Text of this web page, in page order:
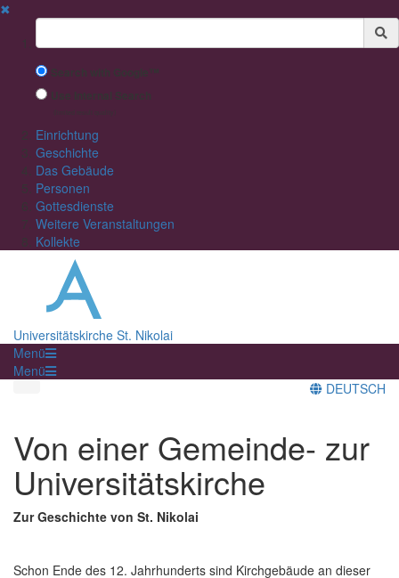
✖
Suchbegriff
Search with Google™
Use Internal Search
Einrichtung
Geschichte
Das Gebäude
Personen
Gottesdienste
Weitere Veranstaltungen
Kollekte
Universitätskirche St. Nikolai
Menü
Menü
DEUTSCH
Von einer Gemeinde- zur
Universitätskirche
Zur Geschichte von St. Nikolai
Schon Ende des 12. Jahrhunderts sind Kirchgebäude an dieser